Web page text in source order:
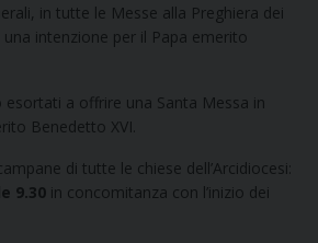
in tutte le Messe alla Preghiera dei
intenzione per il Papa emerito
a offrire una Santa Messa in
Benedetto XVI.
di tutte le chiese dell’Arcidiocesi:
9.30 in concomitanza con l’inizio dei